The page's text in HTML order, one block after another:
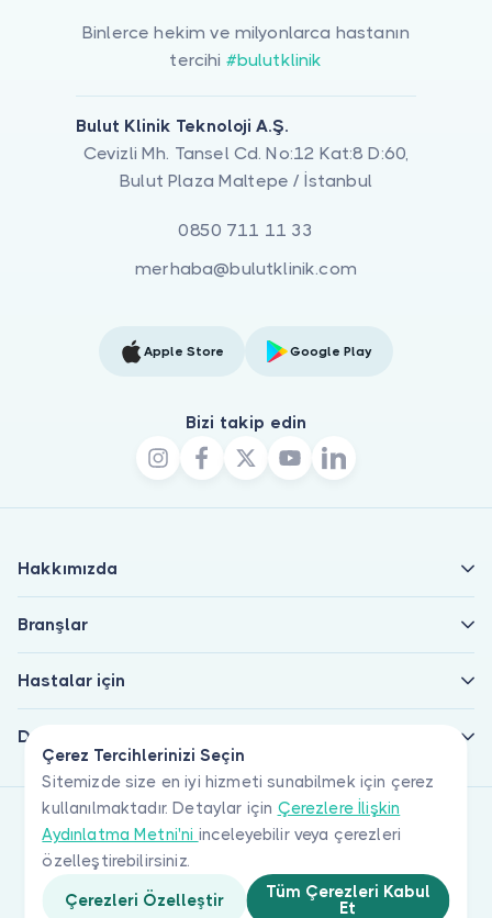
Çerez Tercihlerinizi Seçin
Sitemizde size en iyi hizmeti sunabilmek için çerez
kullanılmaktadır. Detaylar için Çerezlere İlişkin
Aydınlatma Metni'ni inceleyebilir veya çerezleri
özelleştirebilirsiniz.
Çerezleri Özelleştir
Tüm Çerezleri Kabul
Et
Binlerce hekim ve milyonlarca hastanın
tercihi #bulutklinik
Bulut Klinik Teknoloji A.Ş.
Cevizli Mh. Tansel Cd. No:12 Kat:8 D:60,
Bulut Plaza Maltepe / İstanbul
0850 711 11 33
merhaba@bulutklinik.com
Apple Store Google Play
Bizi takip edin
Hakkımızda
Branşlar
Hastalar için
Doktorlar için